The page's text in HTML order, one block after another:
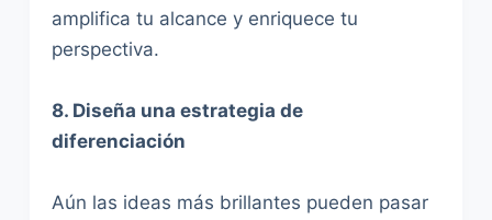
amplifica tu alcance y enriquece tu
perspectiva.
8. Diseña una estrategia de
diferenciación
Aún las ideas más brillantes pueden pasar